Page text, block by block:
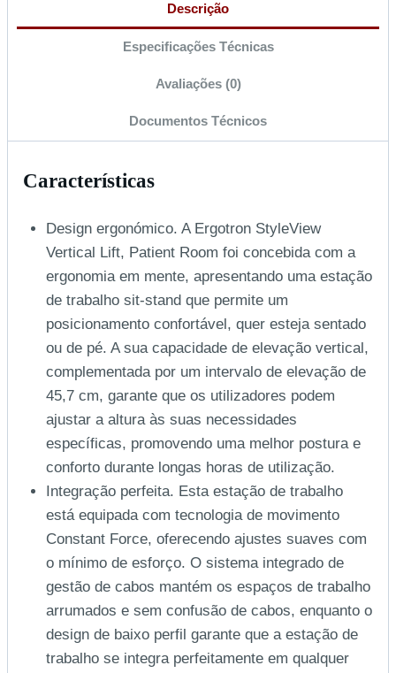
Descrição
Especificações Técnicas
Avaliações (0)
Documentos Técnicos
Características
Design ergonómico. A Ergotron StyleView
Vertical Lift, Patient Room foi concebida com a
ergonomia em mente, apresentando uma estação
de trabalho sit-stand que permite um
posicionamento confortável, quer esteja sentado
ou de pé. A sua capacidade de elevação vertical,
complementada por um intervalo de elevação de
45,7 cm, garante que os utilizadores podem
ajustar a altura às suas necessidades
específicas, promovendo uma melhor postura e
conforto durante longas horas de utilização.
Integração perfeita. Esta estação de trabalho
está equipada com tecnologia de movimento
Constant Force, oferecendo ajustes suaves com
o mínimo de esforço. O sistema integrado de
gestão de cabos mantém os espaços de trabalho
arrumados e sem confusão de cabos, enquanto o
design de baixo perfil garante que a estação de
trabalho se integra perfeitamente em qualquer